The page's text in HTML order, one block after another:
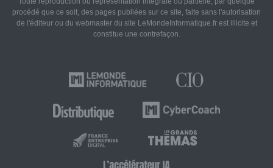
procédé que ce soit, des pages publiées sur ce site, faite sans l'autorisation
de l'éditeur ou du webmaster du site LeMondeInformatique.fr est illicite et
constitue une contrefaçon.